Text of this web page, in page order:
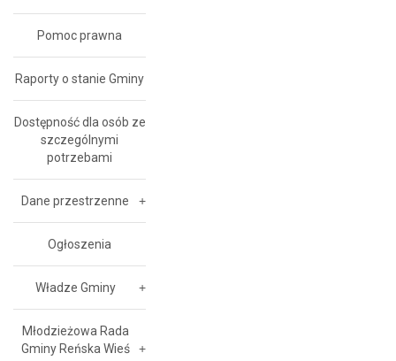
Pomoc prawna
Raporty o stanie Gminy
Dostępność dla osób ze
szczególnymi
potrzebami
Dane przestrzenne
Ogłoszenia
Władze Gminy
Młodzieżowa Rada
Gminy Reńska Wieś